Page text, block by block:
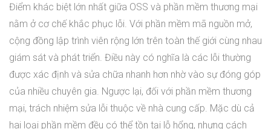
Điểm khác biệt lớn nhất giữa OSS và phần mềm thương mại
nằm ở cơ chế khắc phục lỗi. Với phần mềm mã nguồn mở,
cộng đồng lập trình viên rộng lớn trên toàn thế giới cùng nhau
giám sát và phát triển. Điều này có nghĩa là các lỗi thường
được xác định và sửa chữa nhanh hơn nhờ vào sự đóng góp
của nhiều chuyên gia. Ngược lại, đối với phần mềm thương
mại, trách nhiệm sửa lỗi thuộc về nhà cung cấp. Mặc dù cả
hai loại phần mềm đều có thể tồn tại lỗ hổng, nhưng cách